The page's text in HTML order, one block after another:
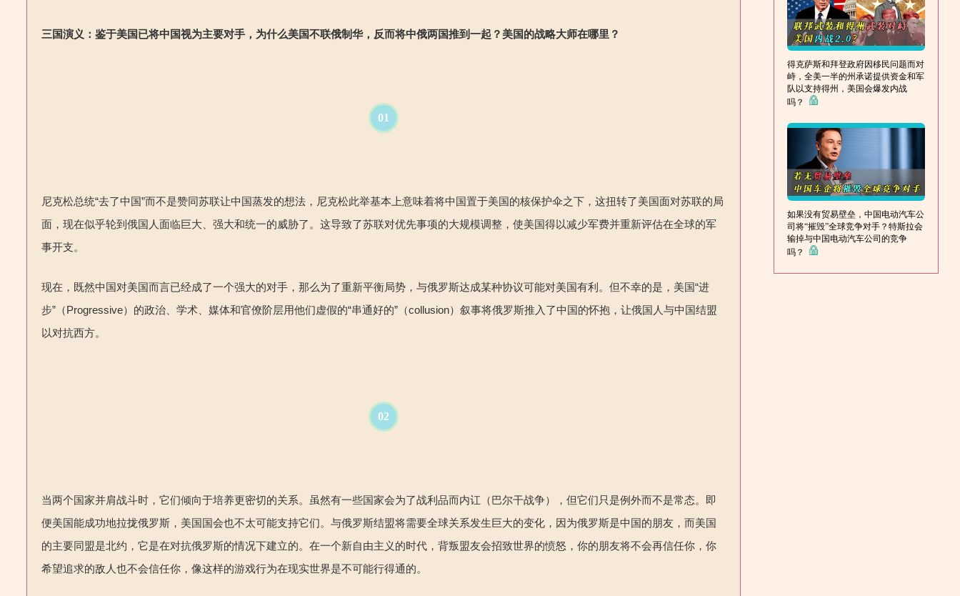
三国演义：鉴于美国已将中国视为主要对手，为什么美国不联俄制华，反而将中俄两国推到一起？美国的战略大师在哪里？
01
尼克松总统“去了中国”而不是赞同苏联让中国蒸发的想法，尼克松此举基本上意味着将中国置于美国的核保护伞之下，这扭转了美国面对苏联的局
面，现在似乎轮到俄国人面临巨大、强大和统一的威胁了。这导致了苏联对优先事项的大规模调整，使美国得以减少军费并重新评估在全球的军
事开支。
现在，既然中国对美国而言已经成了一个强大的对手，那么为了重新平衡局势，与俄罗斯达成某种协议可能对美国有利。但不幸的是，美国“进
步”（Progressive）的政治、学术、媒体和官僚阶层用他们虚假的“串通好的” （collusion）叙事将俄罗斯推入了中国的怀抱，让俄国人与中国结盟
以对抗西方。
02
当两个国家并肩战斗时，它们倾向于培养更密切的关系。虽然有一些国家会为了战利品而内讧（巴尔干战争），但它们只是例外而不是常态。即
便美国能成功地拉拢俄罗斯，美国国会也不太可能支持它们。与俄罗斯结盟将需要全球关系发生巨大的变化，因为俄罗斯是中国的朋友，而美国
的主要同盟是北约，它是在对抗俄罗斯的情况下建立的。在一个新自由主义的时代，背叛盟友会招致世界的愤怒，你的朋友将不会再信任你，你
希望追求的敌人也不会信任你，像这样的游戏行为在现实世界是不可能行得通的。
得克萨斯和拜登政府因移民问题而对
峙，全美一半的州承诺提供资金和军
队以支持得州，美国会爆发内战
吗？
如果没有贸易壁垒，中国电动汽车公
司将“摧毁”全球竞争对手？特斯拉会
输掉与中国电动汽车公司的竞争
吗？